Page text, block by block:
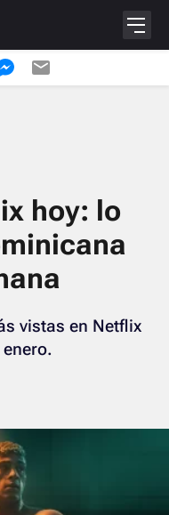
hoy: lo
vistas en Netflix